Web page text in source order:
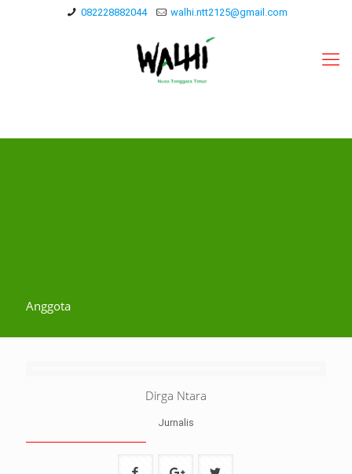
082228882044 walhi.ntt2125@gmail.com
Anggota
Dirga Ntara
Jurnalis